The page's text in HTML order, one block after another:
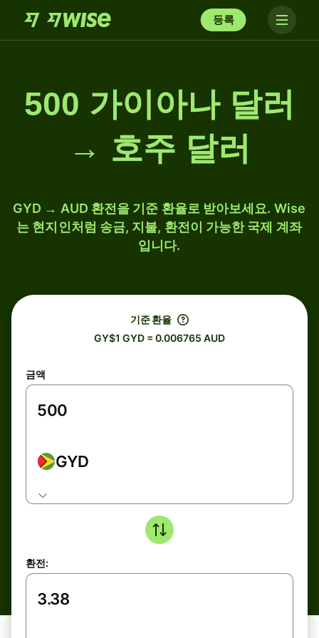
등록
500 가이아나 달러
→ 호주 달러
GYD → AUD 환전을 기준 환율로 받아보세요. Wise
는 현지인처럼 송금, 지불, 환전이 가능한 국제 계좌
입니다.
기준 환율
GY$1 GYD = 0.006765 AUD
금액
GYD
환전: